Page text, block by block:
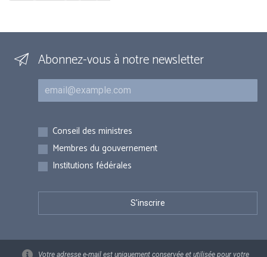
Abonnez-vous à notre newsletter
Courriel
Inscriptions
Conseil des ministres
Membres du gouvernement
Institutions fédérales
Votre adresse e-mail est uniquement conservée et utilisée pour votre